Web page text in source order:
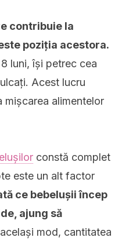
contribuie la
poziția acestora.
luni, își petrec cea
Acest lucru
mișcarea alimentelor
constă complet
este un alt factor
ce bebelușii încep
ajung să
mod, cantitatea